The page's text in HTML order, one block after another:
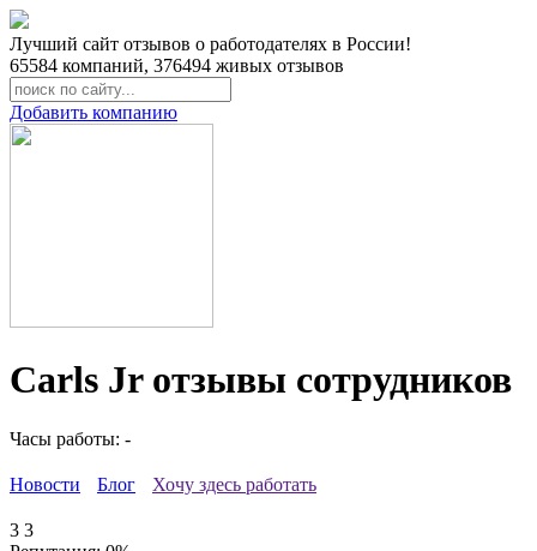
Лучший сайт отзывов о работодателях в России!
65584 компаний, 376494 живых отзывов
Добавить компанию
Carls Jr отзывы сотрудников
Часы работы: -
Новости Блог Хочу здесь работать
3 3